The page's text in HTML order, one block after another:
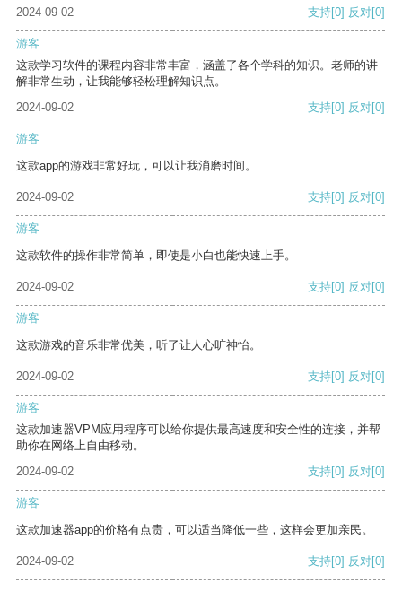
2024-09-02 支持[0] 反对[0]
游客
这款学习软件的课程内容非常丰富，涵盖了各个学科的知识。老师的讲
解非常生动，让我能够轻松理解知识点。
2024-09-02
支持[0] 反对[0]
游客
这款app的游戏非常好玩，可以让我消磨时间。
2024-09-02 支持[0] 反对[0]
游客
这款软件的操作非常简单，即使是小白也能快速上手。
2024-09-02 支持[0] 反对[0]
游客
这款游戏的音乐非常优美，听了让人心旷神怡。
2024-09-02 支持[0] 反对[0]
游客
这款加速器VPM应用程序可以给你提供最高速度和安全性的连接，并帮
助你在网络上自由移动。
2024-09-02
支持[0] 反对[0]
游客
这款加速器app的价格有点贵，可以适当降低一些，这样会更加亲民。
2024-09-02 支持[0] 反对[0]